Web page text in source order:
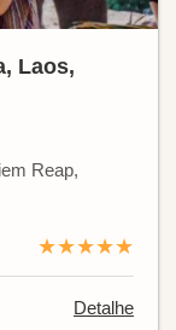
Laos,
Reap,
★★★★★
Detalhe